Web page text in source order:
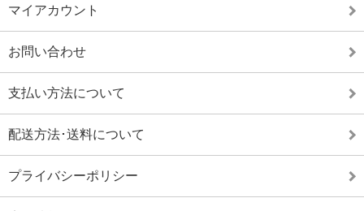
マイアカウント
お問い合わせ
支払い方法について
配送方法･送料について
プライバシーポリシー